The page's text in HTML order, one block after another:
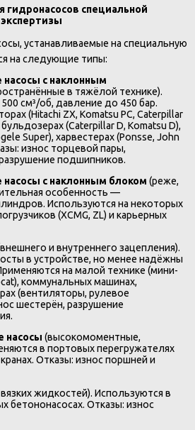
гидронасосов специальной
устанавливаемые на специальную
на следующие типы:
с наклонным
в тяжёлой технике).
см³/об, давление до 450 бар.
(Hitachi ZX, Komatsu PC, Caterpillar
(Caterpillar D, Komatsu D),
Super), харвестерах (Ponsse, John
износ торцевой пары,
подшипников.
с наклонным блоком (реже,
особенность —
Используются на некоторых
(XCMG, ZL) и карьерных
и внутреннего зацепления).
в устройстве, но менее надёжны
на малой технике (мини-
коммунальных машинах,
(вентиляторы, рулевое
шестерён, разрушение
насосы (высокомоментные,
в портовых перегружателях
Отказы: износ поршней и
жидкостей). Используются в
бетононасосах. Отказы: износ